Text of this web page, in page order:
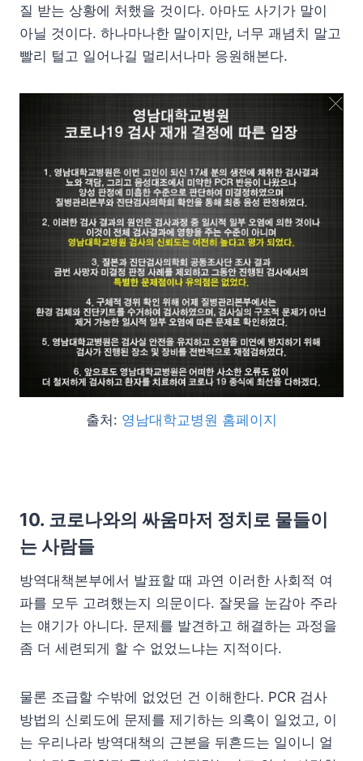
질 받는 상황에 처했을 것이다. 아마도 사기가 말이
아닐 것이다. 하나마나한 말이지만, 너무 괘념치 말고
빨리 털고 일어나길 멀리서나마 응원해본다.
출처: 영남대학교병원 홈페이지
10. 코로나와의 싸움마저 정치로 물들이
는 사람들
방역대책본부에서 발표할 때 과연 이러한 사회적 여
파를 모두 고려했는지 의문이다. 잘못을 눈감아 주라
는 얘기가 아니다. 문제를 발견하고 해결하는 과정을
좀 더 세련되게 할 수 없었느냐는 지적이다.
물론 조급할 수밖에 없었던 건 이해한다. PCR 검사
방법의 신뢰도에 문제를 제기하는 의혹이 일었고, 이
는 우리나라 방역대책의 근본을 뒤흔드는 일이니 얼